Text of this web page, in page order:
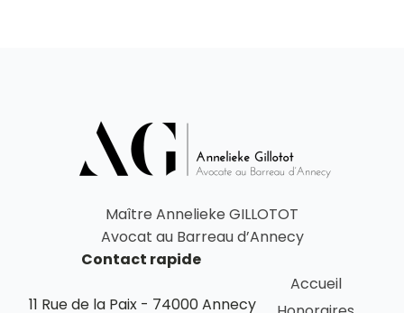
Maître Annelieke GILLOTOT
Avocat au Barreau d’Annecy
Contact rapide
11 Rue de la Paix - 74000 Annecy
Accueil